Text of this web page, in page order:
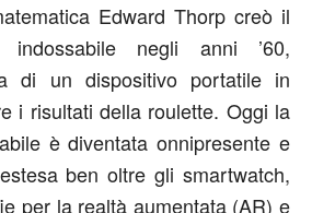
Edward Thorp creò il
indossabile negli anni ’60,
di un dispositivo portatile in
i risultati della roulette. Oggi la
è diventata onnipresente e
ben oltre gli smartwatch,
per la realtà aumentata (AR) e